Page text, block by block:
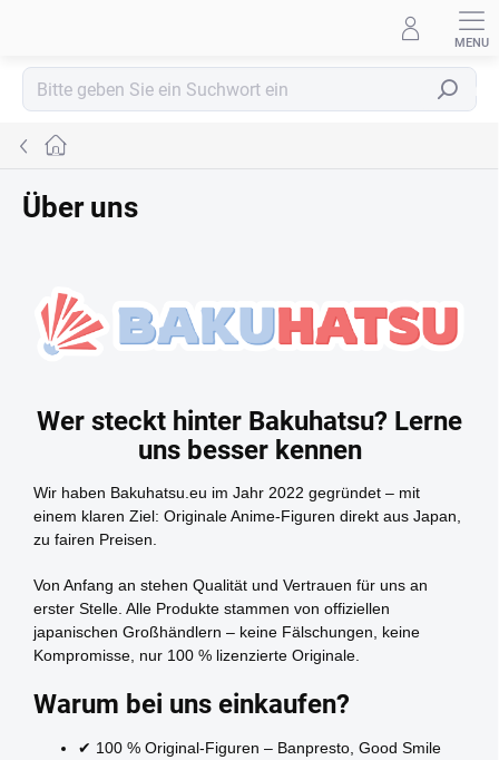
Suchen
Startseite
Über uns
Wer steckt hinter Bakuhatsu? Lerne
uns besser kennen
Wir haben Bakuhatsu.eu im Jahr 2022 gegründet – mit
einem klaren Ziel: Originale Anime-Figuren direkt aus Japan,
zu fairen Preisen.
Von Anfang an stehen Qualität und Vertrauen für uns an
erster Stelle. Alle Produkte stammen von offiziellen
japanischen Großhändlern – keine Fälschungen, keine
Kompromisse, nur 100 % lizenzierte Originale.
Warum bei uns einkaufen?
✔ 100 % Original-Figuren – Banpresto, Good Smile